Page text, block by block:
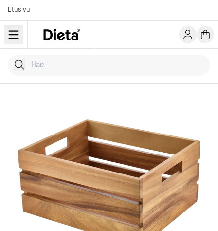
Etusivu
Hae tuotteita
Kirjoita hakusana...